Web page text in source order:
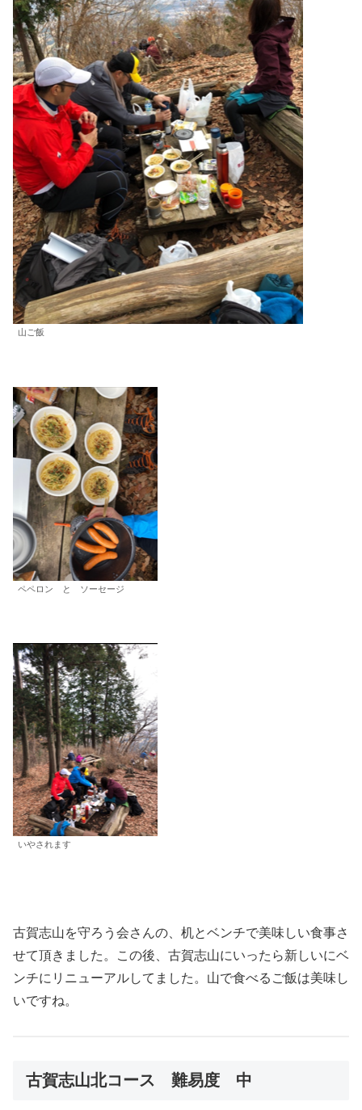
山ご飯
ペペロン と ソーセージ
いやされます
古賀志山を守ろう会さんの、机とベンチで美味しい食事さ
せて頂きました。この後、古賀志山にいったら新しいにベ
ンチにリニューアルしてました。山で食べるご飯は美味し
いですね。
古賀志山北コース 難易度 中